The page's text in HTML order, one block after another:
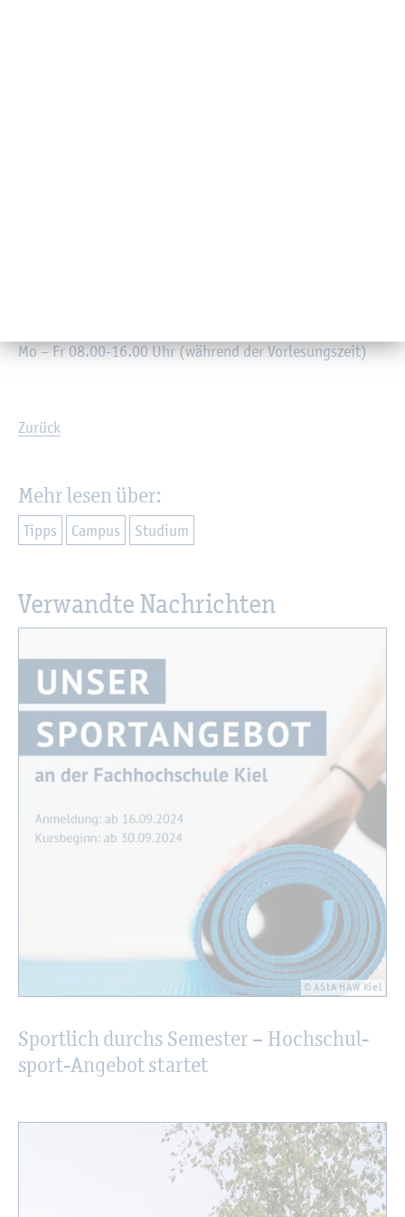
Mo – Fr 08.00-16.00 Uhr (wäh­rend der Vor­le­sungs­zeit)
Zu­rück
Mehr lesen über:
Tipps Cam­pus Stu­di­um
Ver­wand­te Nach­rich­ten
© AStA HAW Kiel
Sport­lich durchs Se­mes­ter – Hoch­schul­
sport-An­ge­bot star­tet